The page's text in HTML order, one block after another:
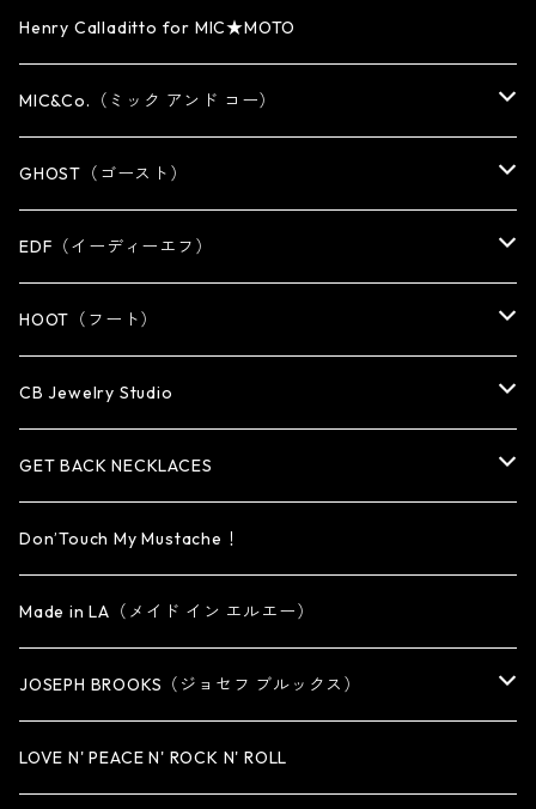
CUFF・BUNGLE
NECKLACE
KEY CHAIN
WALLET CHAIN
WALLET・CARD CASE
HAT・CAP
OTHER
BRACELET/CUFF
NECKLACE
WALLET
WALLET CHAIN
KEY CHAIN
OTHER ITEM
reMIC
PENDANT / NECKLACE
PENDANT / NECKLACE
EARRING
OTHER
RING
PENDANT
EARRING
Henry Calladitto for MIC★MOTO
MIC&Co.（ミック アンド コー）
RING
EARRING
PENDANT
NECKLACE
BRACELET
KEY CHAIN
OTHER
GHOST（ゴースト）
RING
EARRING
PENDANT
NECKLACE
BRACELET
CUFF
KEY CHAIN
WALLET CHAIN
EDF（イーディーエフ）
RING
PENDANT
CUFF・BANGLE
HOOT（フート）
RING
EARRING
PENDANT
BRACELET
CUFF・BANGLE
NECKLACE
CB Jewelry Studio
RING
EARRING・EAR CUFF
PENDANT
NECKLACE
BRACELET
GET BACK NECKLACES
ORIGINAL COLLECTION
SMALL
MEDIUM
Don’Touch My Mustache！
Made in LA（メイド イン エルエー）
JOSEPH BROOKS（ジョセフ ブルックス）
BRACELET
LOVE N' PEACE N' ROCK N' ROLL